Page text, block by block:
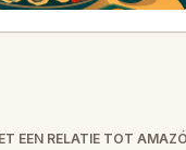
EEN RELATIE TOT